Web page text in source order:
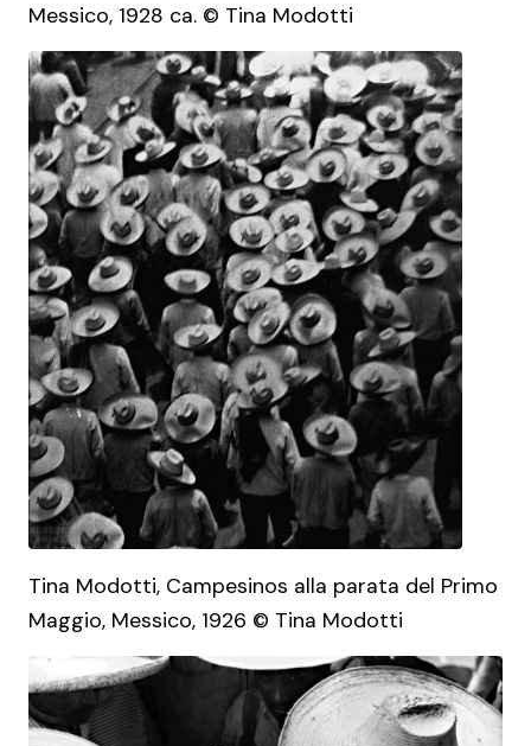
Messico, 1928 ca. © Tina Modotti
Tina Modotti, Campesinos alla parata del Primo
Maggio, Messico, 1926 © Tina Modotti